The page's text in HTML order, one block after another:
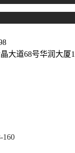
大道68号华润大厦
160